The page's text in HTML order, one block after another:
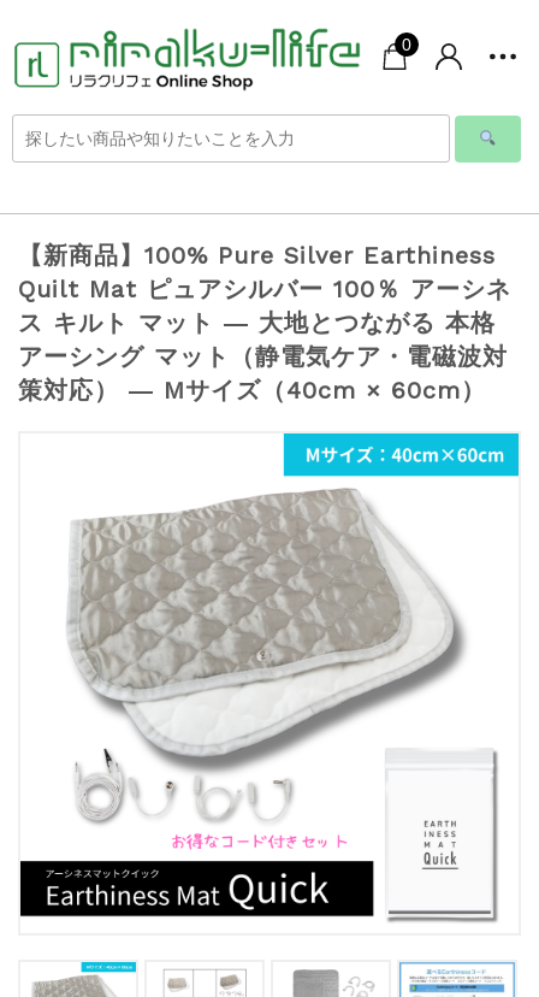
0
【新商品】100% Pure Silver Earthiness
Quilt Mat ピュアシルバー 100％ アーシネ
ス キルト マット ― 大地とつながる 本格
アーシング マット（静電気ケア・電磁波対
策対応） ― Mサイズ（40cm × 60cm）